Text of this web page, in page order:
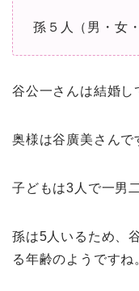
孫５人（男・女
谷公一さんは結婚し
奥様は谷廣美さんで
子どもは3人で一男
孫は5人いるため、
る年齢のようですね